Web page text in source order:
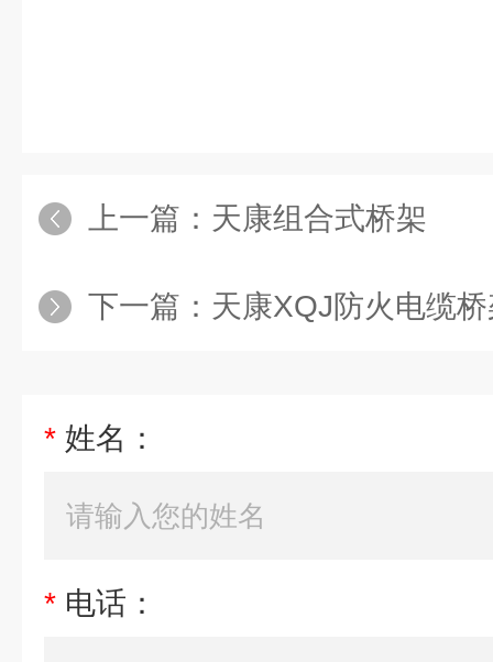
上一篇： 天康组合式桥架
下一篇： 天康XQJ防火电缆
* 姓名：
* 电话：